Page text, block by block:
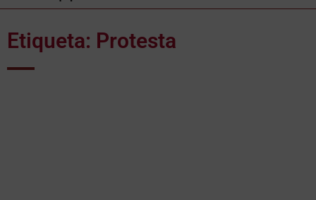
Etiqueta: Protesta